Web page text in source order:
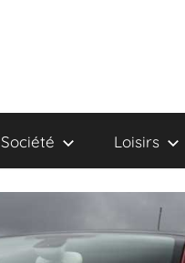
Société Loisirs